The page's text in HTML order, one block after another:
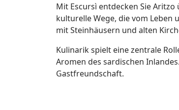
Mit Escursì entdecken Sie
kulturelle Wege, die vom Leben
mit Steinhäusern und alten
Kulinarik spielt eine zentrale
Aromen des sardischen
Gastfreundschaft.